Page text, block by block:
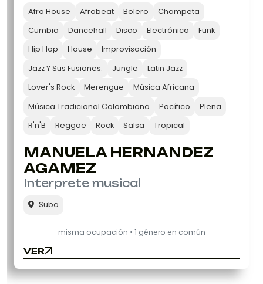
Afro House Afrobeat Bolero
Champeta
Cumbia
Dancehall Disco Electrónica
Funk
Hip Hop
House
Improvisación
Jazz Y Sus Fusiones.
Jungle
Latin Jazz
Lover's Rock
Merengue
Música Africana
Música Tradicional Colombiana
Pacífico
Plena
R'n'B
Reggae Rock Salsa Tropical
MANUELA HERNANDEZ
AGAMEZ
Interprete musical
Suba
misma ocupación • 1 género en común
VER
VER